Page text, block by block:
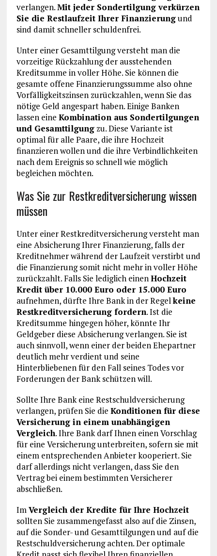
verlangen.Mit jeder Sondertilgung verkürzen
Sie die Restlaufzeit Ihrer Finanzierungund
sind damit schneller schuldenfrei.
Unter einer Gesamttilgung versteht man die
vorzeitige Rückzahlung der ausstehenden
Kreditsumme in voller Höhe. Sie können die
gesamte offene Finanzierungssumme also ohne
Vorfälligkeitszinsen zurückzahlen, wenn Sie das
nötige Geld angespart haben. Einige Banken
lassen eine Kombination aus Sondertilgungen
und Gesamttilgungzu. Diese Variante ist
optimal für alle Paare, die ihre Hochzeit
finanzieren wollen und die ihre Verbindlichkeiten
nach dem Ereignis so schnell wie möglich
begleichen möchten.
Was Sie zur Restkreditversicherung wissen
müssen
Unter einer Restkreditversicherung versteht man
eine Absicherung Ihrer Finanzierung, falls der
Kreditnehmer während der Laufzeit verstirbt und
die Finanzierung somit nicht mehr in voller Höhe
zurückzahlt. Falls Sie lediglich einenHochzeit
Kredit über 10.000 Euro oder 15.000 Euro
aufnehmen, dürfte Ihre Bank in der Regelkeine
Restkreditversicherung fordern. Ist die
Kreditsumme hingegen höher, könnte Ihr
Geldgeber diese Absicherung verlangen. Sie ist
auch sinnvoll, wenn einer der beiden Ehepartner
deutlich mehr verdient und seine
Hinterbliebenen für den Fall seines Todes vor
Forderungen der Bank schützen will.
Sollte Ihre Bank eine Restschuldversicherung
verlangen, prüfen Sie die Konditionen für diese
Versicherung in einem unabhängigen
Vergleich. Ihre Bank darf Ihnen einen Vorschlag
für eine Versicherung unterbreiten, sofern sie mit
einem entsprechenden Anbieter kooperiert. Sie
darf allerdings nicht verlangen, dass Sie den
Vertrag bei einem bestimmten Versicherer
abschließen.
ImVergleich der Kredite für Ihre Hochzeit
sollten Sie zusammengefasst also auf die Zinsen,
auf die Sonder- und Gesamttilgungen und auf die
Restschuldversicherung achten. Der optimale